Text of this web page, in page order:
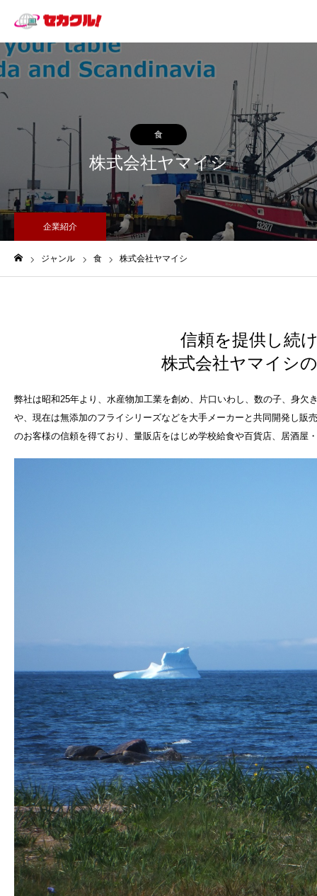
食
株式会社ヤマイシ
企業紹介
ジャンル 食 株式会社ヤマイシ
信頼を提供し続
株式会社ヤマイシ
弊社は昭和25年より、水産物加工業を創め、片口いわし、数の子、身
や、現在は無添加のフライシリーズなどを大手メーカーと共同開発し
のお客様の信頼を得ており、量販店をはじめ学校給食や百貨店、居酒